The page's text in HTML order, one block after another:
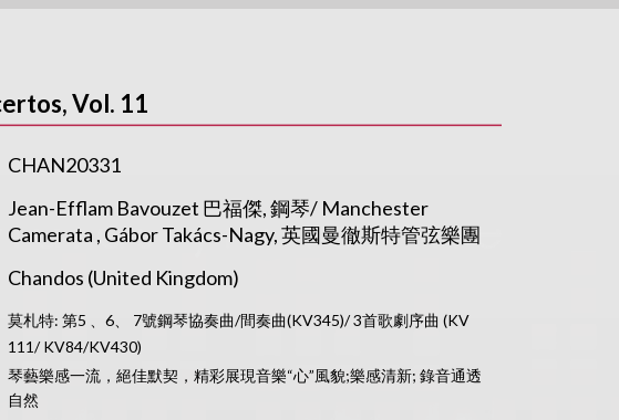
Vol. 11
CHAN20331
Jean-Efflam Bavouzet 巴福傑, 鋼琴/ Manchester
Camerata , Gábor Takács-Nagy, 英國曼徹斯特管弦樂團
Chandos (United Kingdom)
莫札特: 第5 、6、 7號鋼琴協奏曲/間奏曲(KV345)/ 3首歌劇序曲 (KV
111/ KV84/KV430)
琴藝樂感一流，絕佳默契，精彩展現音樂“心”風貌;樂感清新; 錄音通透
自然